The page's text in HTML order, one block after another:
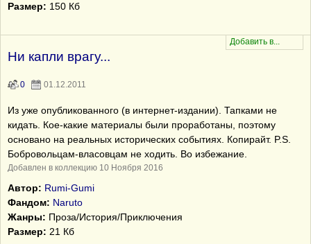
Размер: 150 Кб
Ни капли врагу...
0 01.12.2011
Из уже опубликованного (в интернет-издании). Тапками не
кидать. Кое-какие материалы были проработаны, поэтому
основано на реальных исторических событиях. Копирайт. P.S.
Бобровольцам-власовцам не ходить. Во избежание.
Добавлен в коллекцию 10 Ноября 2016
Автор: Rumi-Gumi
Фандом: Naruto
Жанры: Проза/История/Приключения
Размер: 21 Кб